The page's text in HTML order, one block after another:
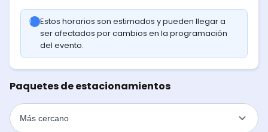
Estos horarios son estimados y pueden llegar a
ser afectados por cambios en la programación
del evento.
Paquetes de estacionamientos